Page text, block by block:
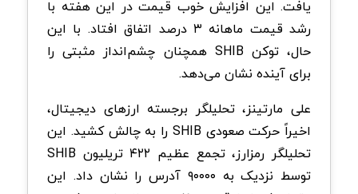
یافت. این افزایش خوب قیمت در این هفته با
رشد قیمت ماهانه ۳ درصد اتفاق افتاد. با این
حال، توکن SHIB همچنان چشم‌انداز مثبتی را
برای آینده نشان می‌دهد.
علی مارتینز، تحلیلگر برجسته ارزهای دیجیتال،
اخیراً حرکت صعودی SHIB را به چالش کشید. این
تحلیلگر رمزارز، تجمع عظیم ۴۲۲ تریلیون SHIB
توسط نزدیک به ۹۰۰۰۰ آدرس را نشان داد. این